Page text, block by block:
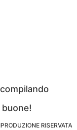
compilando
RISERVATA